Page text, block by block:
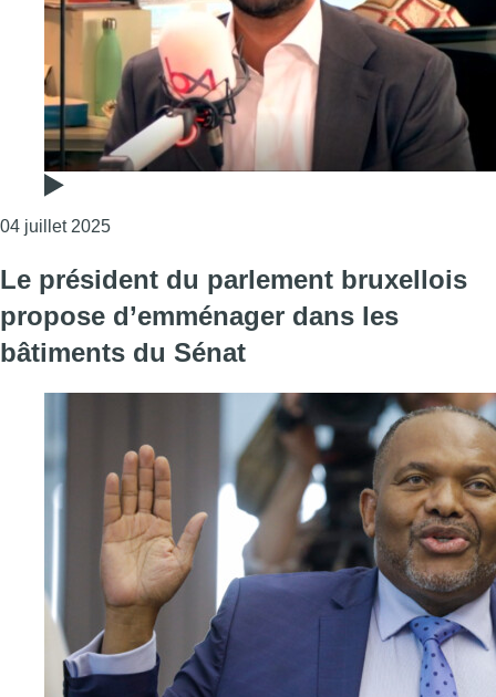
04 juillet 2025Consulter l'article "Mounir Laarissi sur l’éventuel
Le président du parlement bruxellois
propose d’emménager dans les
bâtiments du Sénat